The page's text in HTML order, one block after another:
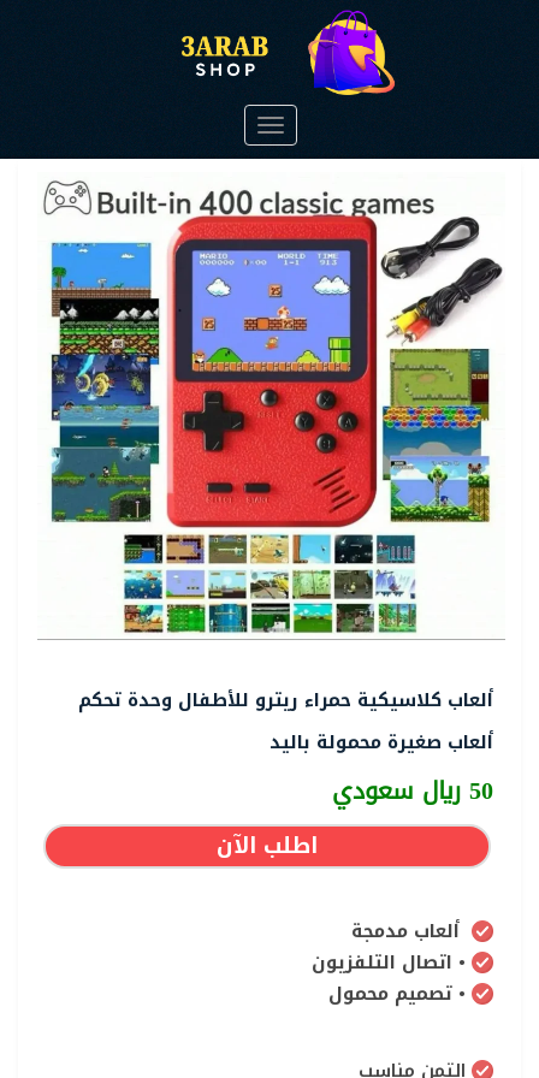
Toggle
navigation
ألعاب كلاسيكية حمراء ريترو للأطفال وحدة تحكم
ألعاب صغيرة محمولة باليد
50 ريال سعودي
اطلب الآن
ألعاب مدمجة
• اتصال التلفزيون
• تصميم محمول
التمن مناسب